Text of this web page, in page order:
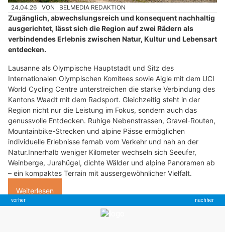
24.04.26 VON BELMEDIA REDAKTION
Zugänglich, abwechslungsreich und konsequent nachhaltig
ausgerichtet, lässt sich die Region auf zwei Rädern als
verbindendes Erlebnis zwischen Natur, Kultur und Lebensart
entdecken.
Lausanne als Olympische Hauptstadt und Sitz des
Internationalen Olympischen Komitees sowie Aigle mit dem UCI
World Cycling Centre unterstreichen die starke Verbindung des
Kantons Waadt mit dem Radsport. Gleichzeitig steht in der
Region nicht nur die Leistung im Fokus, sondern auch das
genussvolle Entdecken. Ruhige Nebenstrassen, Gravel-Routen,
Mountainbike-Strecken und alpine Pässe ermöglichen
individuelle Erlebnisse fernab vom Verkehr und nah an der
Natur.Innerhalb weniger Kilometer wechseln sich Seeufer,
Weinberge, Jurahügel, dichte Wälder und alpine Panoramen ab
– ein kompaktes Terrain mit aussergewöhnlicher Vielfalt.
Weiterlesen